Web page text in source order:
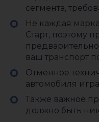
сегмента,
Не каждая
Старт, поэтому
ваш транспорт
Отменное
автомобиля
Также важное
должно быть